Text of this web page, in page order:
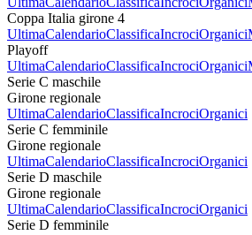
Coppa Italia girone 4
UltimaCalendarioClassificaIncrociOrganici
Playoff
UltimaCalendarioClassificaIncrociOrganici
Serie C maschile
Girone regionale
UltimaCalendarioClassificaIncrociOrganici
Serie C femminile
Girone regionale
UltimaCalendarioClassificaIncrociOrganici
Serie D maschile
Girone regionale
UltimaCalendarioClassificaIncrociOrganici
Serie D femminile